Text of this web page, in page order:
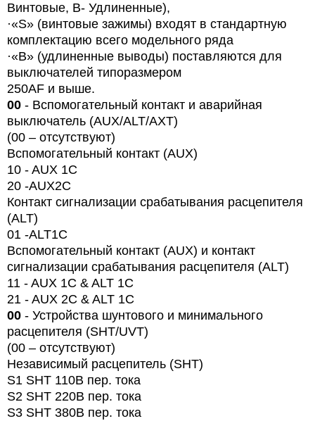
Винтовые, B- Удлиненные),
·«S» (винтовые зажимы) входят в стандартную
комплектацию всего модельного ряда
·«B» (удлиненные выводы) поставляются для
выключателей типоразмером
250AF и выше.
00 - Вспомогательный контакт и аварийная
выключатель (AUX/ALT/AXT)
(00 – отсутствуют)
Вспомогательный контакт (AUX)
10 - AUX 1C
20 -AUX2C
Контакт сигнализации срабатывания расцепителя
(ALT)
01 -ALT1C
Вспомогательный контакт (AUX) и контакт
сигнализации срабатывания расцепителя (ALT)
11 - AUX 1C & ALT 1C
21 - AUX 2C & ALT 1C
00 - Устройства шунтового и минимального
расцепителя (SHT/UVT)
(00 – отсутствуют)
Независимый расцепитель (SHT)
S1 SHT 110В пер. тока
S2 SHT 220В пер. тока
S3 SHT 380В пер. тока